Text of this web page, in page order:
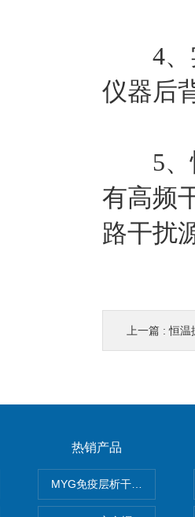
4、实
仪器后
5、恒
有高频
路干扰
上一篇 :恒温
热销产品
MYG免疫层析干燥箱